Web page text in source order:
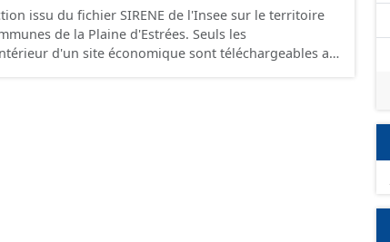
issu du fichier SIRENE de l'Insee sur le territoire
de la Plaine d'Estrées. Seuls les
d'un site économique sont téléchargeables au